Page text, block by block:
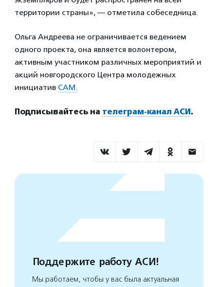
территории страны», — отметила собеседница.
Ольга Андреева не ограничивается ведением
одного проекта, она является волонтером,
активным участником различных мероприятий и
акций новгородского Центра молодежных
инициатив САМ.
Подписывайтесь на телеграм-канал АСИ.
Поддержите работу АСИ!
Мы работаем, чтобы у вас была актуальная